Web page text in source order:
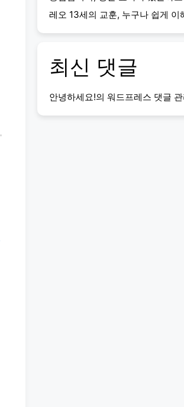
레오 13세의 교훈, 누구나 쉽게 이
최신 댓글
안녕하세요!의 워드프레스 댓글